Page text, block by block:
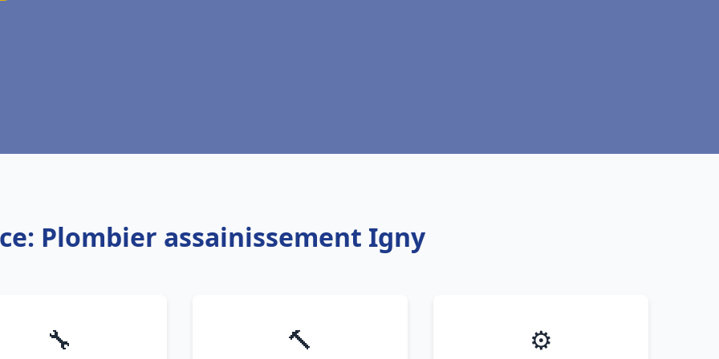
Plombier assainissement Igny
🔧 🔨 ⚙️